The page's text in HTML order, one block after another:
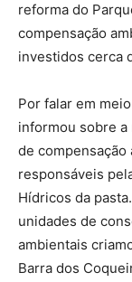
reforma do
compensação
investidos cerca
Por falar em
informou sobre a
de compensação
responsáveis
Hídricos da
unidades de
ambientais
Barra dos